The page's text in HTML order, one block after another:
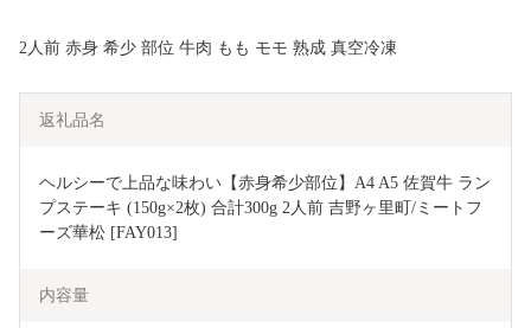
2人前 赤身 希少 部位 牛肉 もも モモ 熟成 真空冷凍
返礼品名
ヘルシーで上品な味わい【赤身希少部位】A4 A5 佐賀牛 ラン
プステーキ (150g×2枚) 合計300g 2人前 吉野ヶ里町/ミートフ
ーズ華松 [FAY013]
内容量